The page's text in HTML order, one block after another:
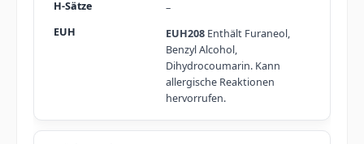
–
EUH208Enthält Furaneol,
Benzyl Alcohol,
Dihydrocoumarin. Kann
allergische Reaktionen
hervorrufen.